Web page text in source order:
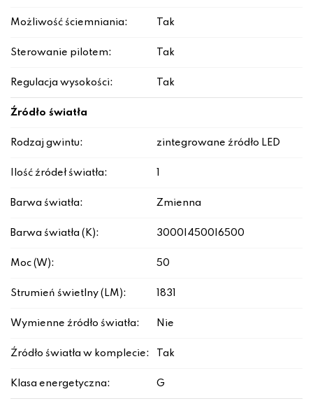
Możliwość ściemniania: Tak
Sterowanie pilotem: Tak
Regulacja wysokości: Tak
Źródło światła
Rodzaj gwintu: zintegrowane źródło LED
Ilość źródeł światła:
Barwa światła: Zmienna
Barwa światła (K): 3000|4500|6500
Moc (W): 50
Strumień świetlny (LM): 1831
Wymienne źródło światła: Nie
Źródło światła w komplecie: Tak
Klasa energetyczna: G